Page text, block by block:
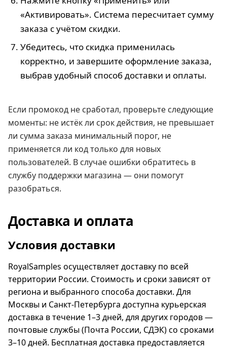
«Активировать». Система пересчитает сумму
заказа с учётом скидки.
Убедитесь, что скидка применилась
корректно, и завершите оформление заказа,
выбрав удобный способ доставки и оплаты.
Если промокод не сработал, проверьте следующие
моменты: не истёк ли срок действия, не превышает
ли сумма заказа минимальный порог, не
применяется ли код только для новых
пользователей. В случае ошибки обратитесь в
службу поддержки магазина — они помогут
разобраться.
Доставка и оплата
Условия доставки
RoyalSamples осуществляет доставку по всей
территории России. Стоимость и сроки зависят от
региона и выбранного способа доставки. Для
Москвы и Санкт-Петербурга доступна курьерская
доставка в течение 1–3 дней, для других городов —
почтовые службы (Почта России, СДЭК) со сроками
3–10 дней. Бесплатная доставка предоставляется